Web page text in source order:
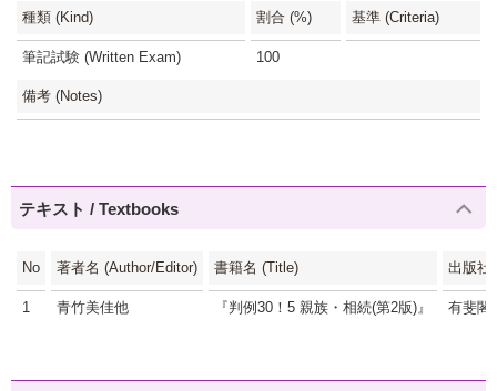
種類 (Kind) 割合 (%) 基準 (Criteria)
筆記試験 (Written Exam) 100
備考 (Notes)
テキスト / Textbooks
No 著者名 (Author/Editor) 書籍名 (Title) 出版社
1 青竹美佳他 『判例30！5 親族・相続(第2版)』 有斐閣